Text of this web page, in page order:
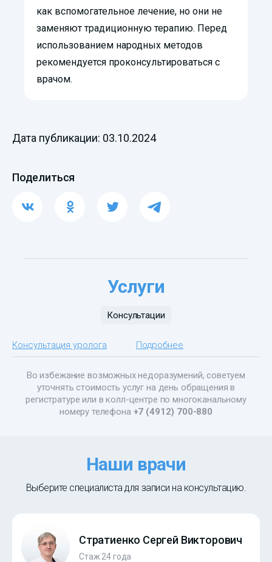
как вспомогательное лечение, но они не
заменяют традиционную терапию. Перед
использованием народных методов
рекомендуется проконсультироваться с
врачом.
Дата публикации: 03.10.2024
Поделиться
Услуги
Консультации
Консультация уролога Подробнее
Во избежание возможных недоразумений, советуем
уточнять стоимость услуг на день обращения в
регистратуре или в колл-центре по многоканальному
номеру телефона +7 (4912) 700-880
Наши врачи
Выберите специалиста для записи на консультацию.
Стратиенко Сергей Викторович
Стаж 24 года